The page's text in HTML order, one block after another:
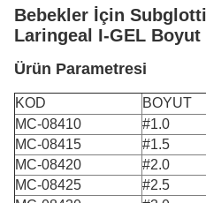
Bebekler İçin
Laringeal I-GEL Boyut
Ürün Parametresi
KOD BOYUT
MC-08410
#1.0
MC-08415
#1.5
MC-08420
#2.0
MC-08425
#2.5